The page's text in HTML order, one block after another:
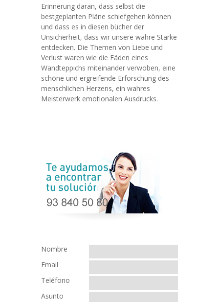
Erinnerung daran, dass selbst die
bestgeplanten Pläne schiefgehen können
und dass es in diesen bücher der
Unsicherheit, dass wir unsere wahre Stärke
entdecken. Die Themen von Liebe und
Verlust waren wie die Fäden eines
Wandteppichs miteinander verwoben, eine
schöne und ergreifende Erforschung des
menschlichen Herzens, ein wahres
Meisterwerk emotionalen Ausdrucks.
Nombre
Email
Teléfono
Asunto